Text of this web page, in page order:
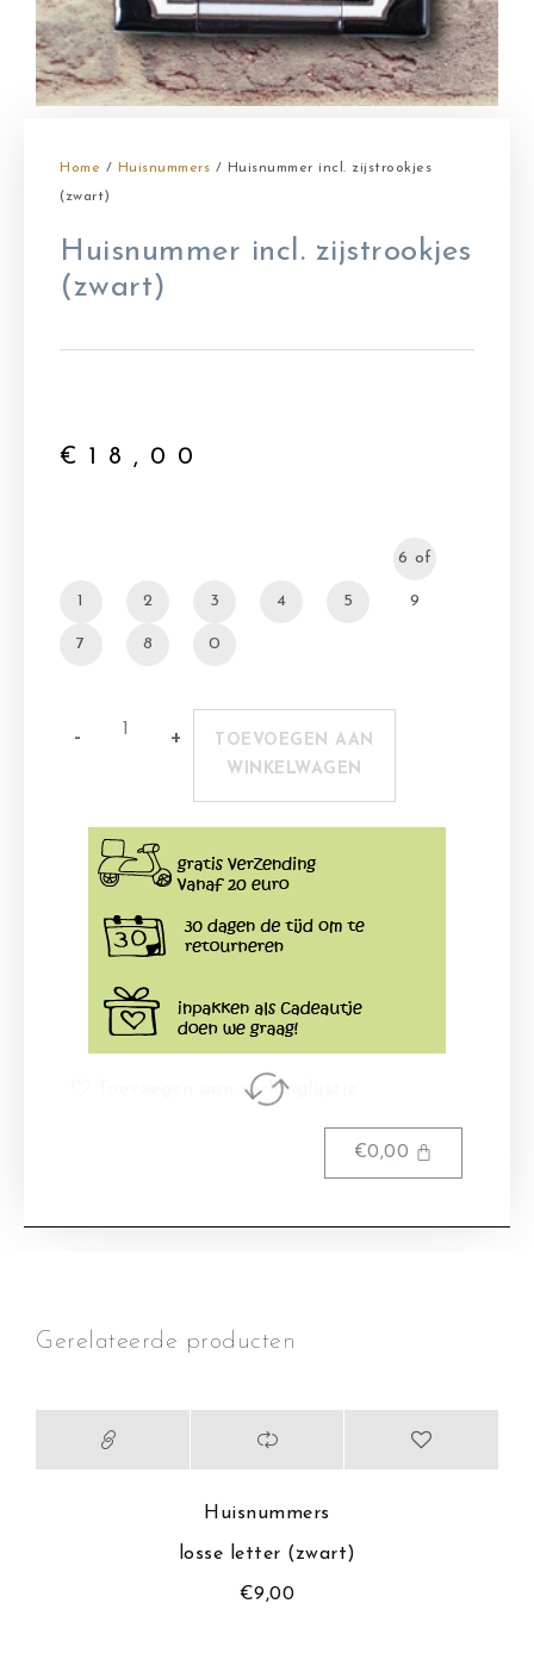
Home / Huisnummers / Huisnummer incl. zijstrookjes
(zwart)
Huisnummer incl. zijstrookjes
(zwart)
€ 18,00
1 2 3 4 5
6 of
9
7 8 0
TOEVOEGEN AAN
WINKELWAGEN
Toevoegen aan verlanglijstje
€0,00
Gerelateerde producten
Huisnummers
losse letter (zwart)
€9,00